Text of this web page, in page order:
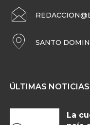
SANTO
ÚLTIMAS NOTICIAS
La